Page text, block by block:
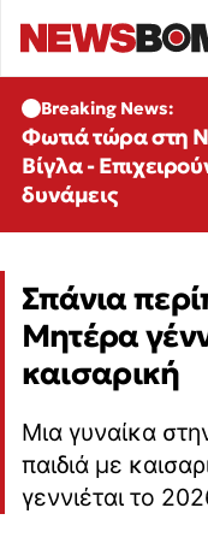
Breaking News:
Φωτιά τώρα στη
Βίγλα -
δυνάμεις
Σπάνια
Μητέρα
καισαρική
Μια γυναίκα
παιδιά με
γεννιέται το